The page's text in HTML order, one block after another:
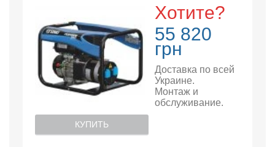
Хотите?
55 820
грн
Доставка по всей
Украине.
Монтаж и
обслуживание.
КУПИТЬ